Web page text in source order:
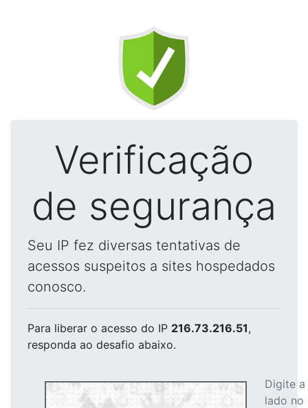
Verificação
de segurança
Seu IP fez diversas tentativas de
acessos suspeitos a sites hospedados
conosco.
Para liberar o acesso do IP 216.73.216.51,
responda ao desafio abaixo.
Digite
lado no